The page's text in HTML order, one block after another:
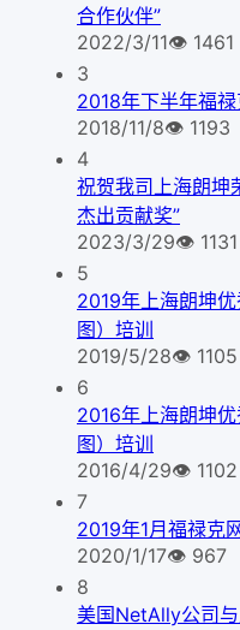
合作伙伴”
2022/3/11👁 1461
3
2018年下半年福
2018/11/8👁 1193
4
祝贺我司上海朗
杰出贡献奖”
2023/3/29👁 1131
5
2019年上海朗坤
图）培训
2019/5/28👁 1105
6
2016年上海朗坤
图）培训
2016/4/29👁 1102
7
2019年1月福禄克
2020/1/17👁 967
8
美国NetAlly公司